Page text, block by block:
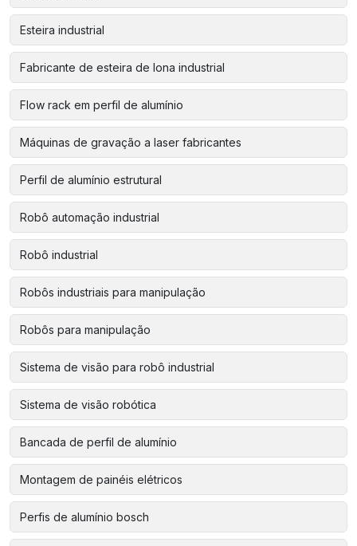
Esteira industrial
Fabricante de esteira de lona industrial
Flow rack em perfil de alumínio
Máquinas de gravação a laser fabricantes
Perfil de alumínio estrutural
Robô automação industrial
Robô industrial
Robôs industriais para manipulação
Robôs para manipulação
Sistema de visão para robô industrial
Sistema de visão robótica
Bancada de perfil de alumínio
Montagem de painéis elétricos
Perfis de alumínio bosch